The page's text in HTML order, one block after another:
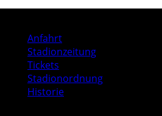
Anfahrt
Stadionzeitung
Tickets
Stadionordnung
Historie